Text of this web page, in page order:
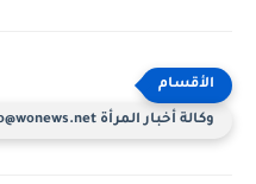
وكالة أخبار المرأة www.wonews.net info@wonews.net